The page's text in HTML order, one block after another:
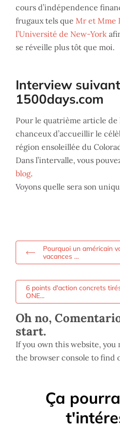
cours d’indépendence
frugaux tels que Mr et Mme
l’Université de New-York
se réveille plus tôt que moi.
Interview
1500days.com
Pour le quatrième article de
chanceux d’accueillir le
région ensoleillée du
Dans l’intervalle, vous
blog.
Voyons quelle sera son
Pourquoi un américain
vacances …
6 points d'action concrets
ONE...
Oh no,
start.
If you own this website,
the browser console to find
Ça